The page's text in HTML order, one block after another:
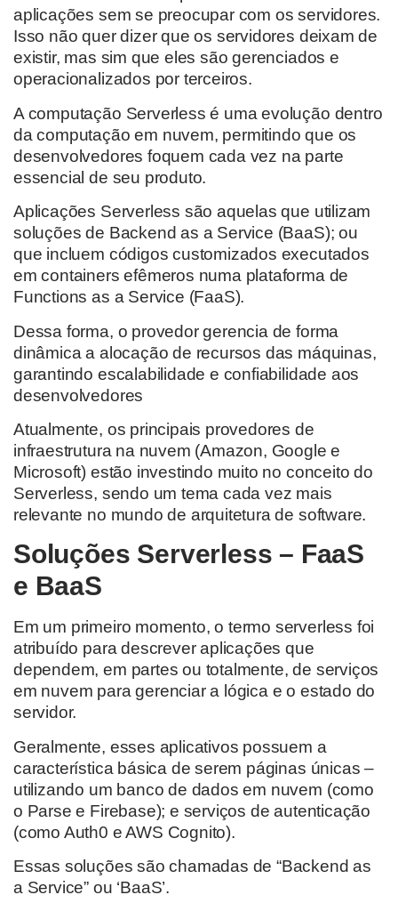
aplicações sem se preocupar com os servidores.
Isso não quer dizer que os servidores deixam de
existir, mas sim que eles são gerenciados e
operacionalizados por terceiros.
A computação Serverless é uma evolução dentro
da computação em nuvem, permitindo que os
desenvolvedores foquem cada vez na parte
essencial de seu produto.
Aplicações Serverless são aquelas que utilizam
soluções de Backend as a Service (BaaS); ou
que incluem códigos customizados executados
em containers efêmeros numa plataforma de
Functions as a Service (FaaS).
Dessa forma, o provedor gerencia de forma
dinâmica a alocação de recursos das máquinas,
garantindo escalabilidade e confiabilidade aos
desenvolvedores
Atualmente, os principais provedores de
infraestrutura na nuvem (Amazon, Google e
Microsoft) estão investindo muito no conceito do
Serverless, sendo um tema cada vez mais
relevante no mundo de arquitetura de software.
Soluções Serverless – FaaS
e BaaS
Em um primeiro momento, o termo serverless foi
atribuído para descrever aplicações que
dependem, em partes ou totalmente, de serviços
em nuvem para gerenciar a lógica e o estado do
servidor.
Geralmente, esses aplicativos possuem a
característica básica de serem páginas únicas –
utilizando um banco de dados em nuvem (como
o Parse e Firebase); e serviços de autenticação
(como Auth0 e AWS Cognito).
Essas soluções são chamadas de “Backend as
a Service” ou ‘BaaS’.